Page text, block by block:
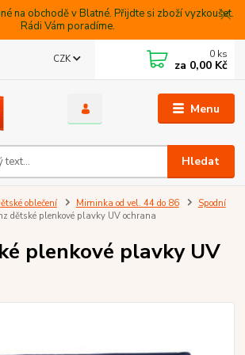
na obchodě v Blatné. Přijdte si zboží vyzkoušet.
Rádi Vám poradíme.
Menu
CZK
Hledat
0 ks
za 0,00 Kč
oblečení Miminka od vel. 44 do 86
Spodní
dětské plenkové plavky UV ochrana
plenkové plavky UV